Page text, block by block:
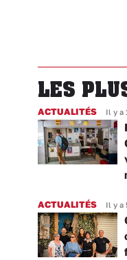
LES
ACTUALITÉS Il y a
ACTUALITÉS Il y a